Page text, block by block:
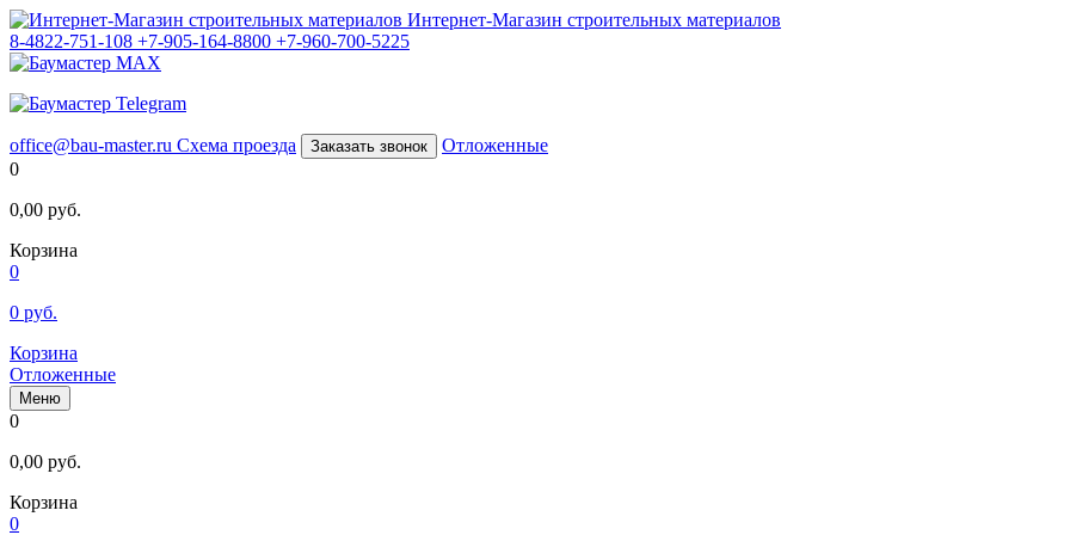
Интернет-Магазин строительных материалов
8-4822-751-108 +7-905-164-8800 +7-960-700-5225
office@bau-master.ru Схема проезда Заказать звонок
Отложенные
0
0,00 руб.
Корзина
0
0 руб.
Корзина
Отложенные
Меню
0
0,00 руб.
Корзина
0